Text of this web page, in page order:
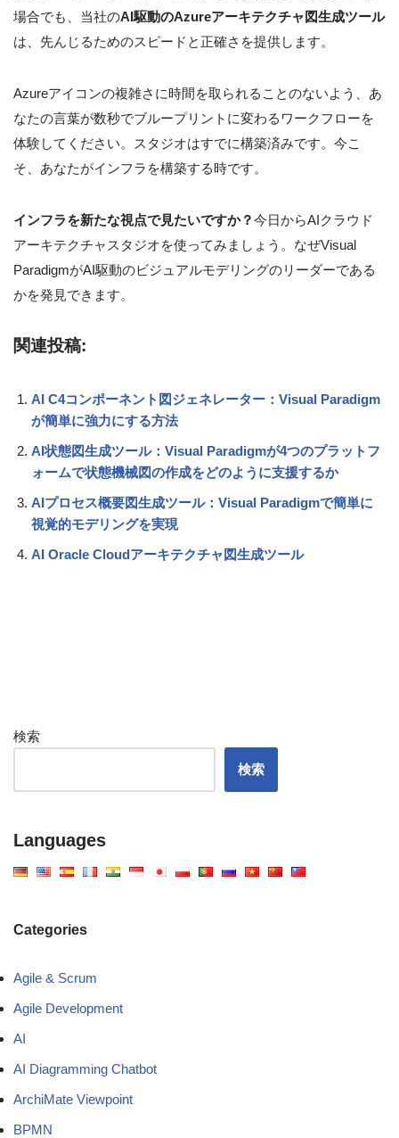
場合でも、当社のAI駆動のAzureアーキテクチャ図生成ツール
は、先んじるためのスピードと正確さを提供します。
Azureアイコンの複雑さに時間を取られることのないよう、あ
なたの言葉が数秒でブループリントに変わるワークフローを
体験してください。スタジオはすでに構築済みです。今こ
そ、あなたがインフラを構築する時です。
インフラを新たな視点で見たいですか？今日からAIクラウド
アーキテクチャスタジオを使ってみましょう。なぜVisual
ParadigmがAI駆動のビジュアルモデリングのリーダーである
かを発見できます。
関連投稿:
AI C4コンポーネント図ジェネレーター：Visual Paradigm
が簡単に強力にする方法
AI状態図生成ツール：Visual Paradigmが4つのプラットフ
ォームで状態機械図の作成をどのように支援するか
AIプロセス概要図生成ツール：Visual Paradigmで簡単に
視覚的モデリングを実現
AI Oracle Cloudアーキテクチャ図生成ツール
検索
検索
Languages
Categories
Agile & Scrum
Agile Development
AI
AI Diagramming Chatbot
ArchiMate Viewpoint
BPMN